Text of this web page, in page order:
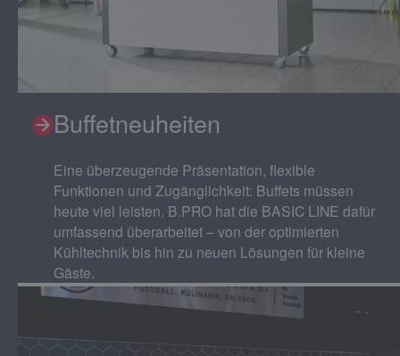
Buffetneuheiten
Eine überzeugende Präsentation, flexible
Funktionen und Zugänglichkeit: Buffets müssen
heute viel leisten. B.PRO hat die BASIC LINE dafür
umfassend überarbeitet – von der optimierten
Kühltechnik bis hin zu neuen Lösungen für kleine
Gäste.